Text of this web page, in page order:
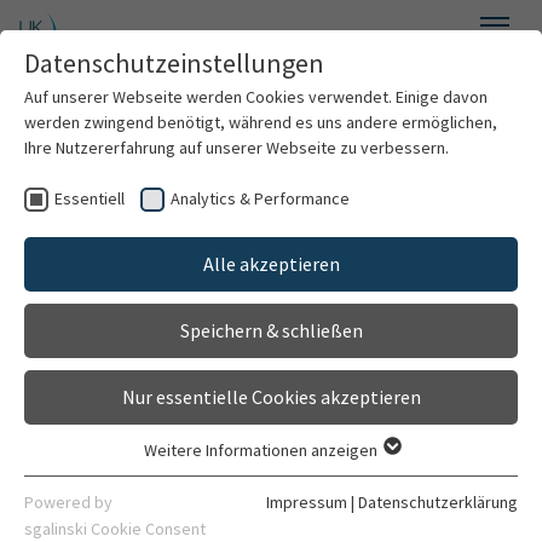
Zum Hauptinhalt springen
Über uns
Behandlungsspektrum
Für Patienten
Für Ärzte
Orthopädie
Sektionen &
Fachbereiche
Klinik für Orthopädie
Datenschutzeinstellungen
Auf unserer Webseite werden Cookies verwendet. Einige davon
werden zwingend benötigt, während es uns andere ermöglichen,
Ihre Nutzererfahrung auf unserer Webseite zu verbessern.
Essentiell Analytics & Performance
Alle akzeptieren
Speichern & schließen
Nur essentielle Cookies akzeptieren
Essentielle Cookies werden für grundlegende Funktionen der
Webseite benötigt. Dadurch ist gewährleistet, dass die
Weitere Informationen anzeigen
Powered by
sgalinski Cookie Consent
Impressum | Datenschutzerklärung